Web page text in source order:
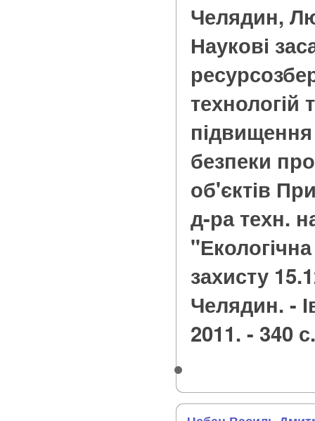
Челядин,
Наукові
технологій
підвищення
безпеки
об'єктів
д-ра техн.
захисту
Челядин. -
2011. - 340